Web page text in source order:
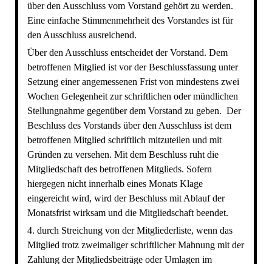
über den Ausschluss vom Vorstand gehört zu werden.
Eine einfache Stimmenmehrheit des Vorstandes ist für
den Ausschluss ausreichend.
Über den Ausschluss entscheidet der Vorstand. Dem
betroffenen Mitglied ist vor der Beschlussfassung unter
Setzung einer angemessenen Frist von mindestens zwei
Wochen Gelegenheit zur schriftlichen oder mündlichen
Stellungnahme gegenüber dem Vorstand zu geben. Der
Beschluss des Vorstands über den Ausschluss ist dem
betroffenen Mitglied schriftlich mitzuteilen und mit
Gründen zu versehen. Mit dem Beschluss ruht die
Mitgliedschaft des betroffenen Mitglieds. Sofern
hiergegen nicht innerhalb eines Monats Klage
eingereicht wird, wird der Beschluss mit Ablauf der
Monatsfrist wirksam und die Mitgliedschaft beendet.
4. durch Streichung von der Mitgliederliste, wenn das
Mitglied trotz zweimaliger schriftlicher Mahnung mit der
Zahlung der Mitgliedsbeiträge oder Umlagen im